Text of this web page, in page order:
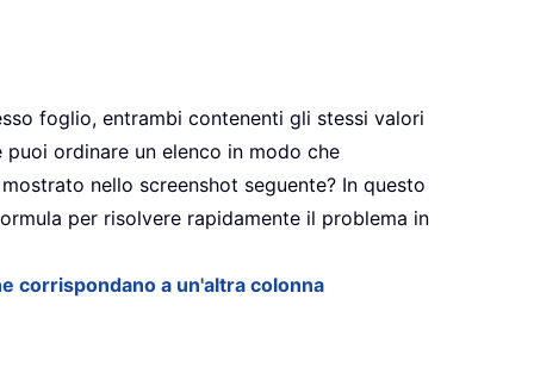
foglio, entrambi contenenti gli stessi valori
ordinare un elenco in modo che
nello screenshot seguente? In questo
per risolvere rapidamente il problema in
corrispondano a un'altra colonna